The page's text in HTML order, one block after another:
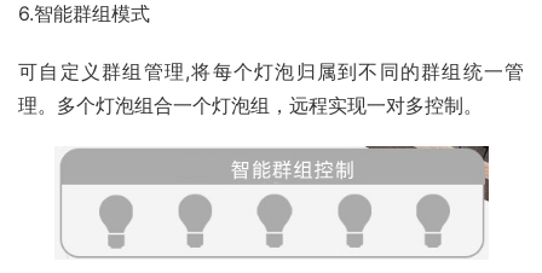
6.智能群组模式
可自定义群组管理,将每个灯泡归属到不同的群组统一管
理。多个灯泡组合一个灯泡组，远程实现一对多控制。